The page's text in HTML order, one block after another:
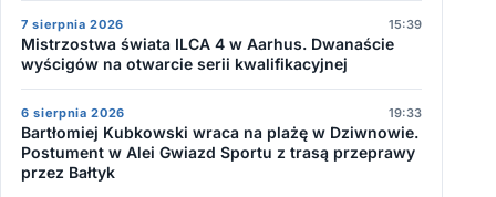
7 sierpnia 2026 15:39
Mistrzostwa świata ILCA 4 w Aarhus. Dwanaście
wyścigów na otwarcie serii kwalifikacyjnej
6 sierpnia 2026 19:33
Bartłomiej Kubkowski wraca na plażę w Dziwnowie.
Postument w Alei Gwiazd Sportu z trasą przeprawy
przez Bałtyk